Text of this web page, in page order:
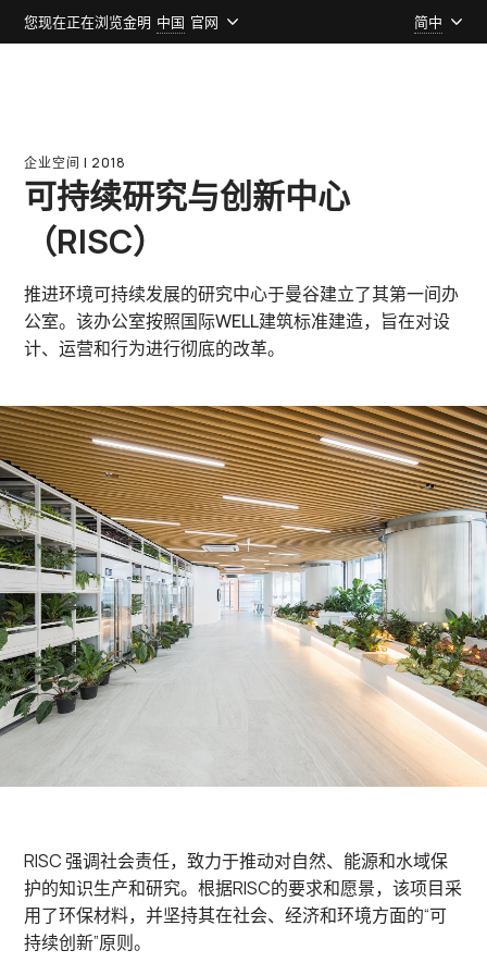
您现在正在浏览金明 中国 官网 简中
企业空间 l 2018
可持续研究与创新中心
（RISC）
推进环境可持续发展的研究中心于曼谷建立了其第一间办
公室。该办公室按照国际WELL建筑标准建造，旨在对设
计、运营和行为进行彻底的改革。
RISC 强调社会责任，致力于推动对自然、能源和水域保
护的知识生产和研究。根据RISC的要求和愿景，该项目采
用了环保材料，并坚持其在社会、经济和环境方面的“可
持续创新”原则。